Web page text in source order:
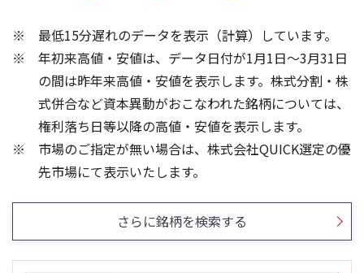
13週移動平均 26週移動平均 出来高
160,000
180,000
200,000
210,000
220,000
0
1,000
1,500
2,000
5ヶ月移動平均 25ヶ月移動平均 出来高(千)
160,000
200,000
220,000
240,000
260,000
0
3
最低15分遅れのデータを表示（計算）しています。
年初来高値・安値は、データ日付が1月1日～3月31日
の間は昨年来高値・安値を表示します。株式分割・株
式併合など資本異動がおこなわれた銘柄については、
権利落ち日等以降の高値・安値を表示します。
市場のご指定が無い場合は、株式会社QUICK選定の優
先市場にて表示いたします。
さらに銘柄を検索する